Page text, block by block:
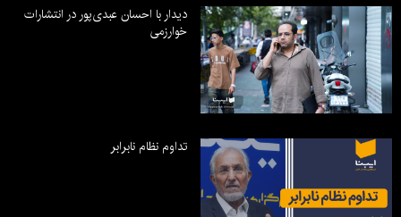
دیدار با احسان عبدی‌پور در انتشارات
خوارزمی
تداوم نظام نابرابر